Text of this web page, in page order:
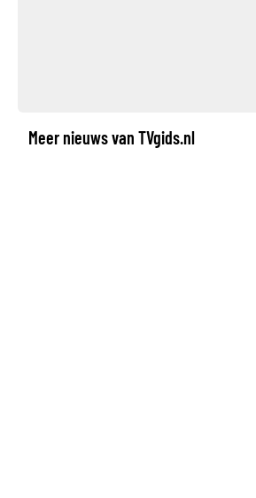
Meer nieuws van TVgids.nl